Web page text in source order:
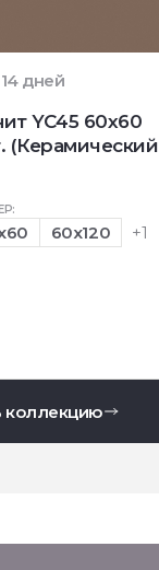
дней
YC45 60x60
(Керамический
60x120 +1
коллекцию